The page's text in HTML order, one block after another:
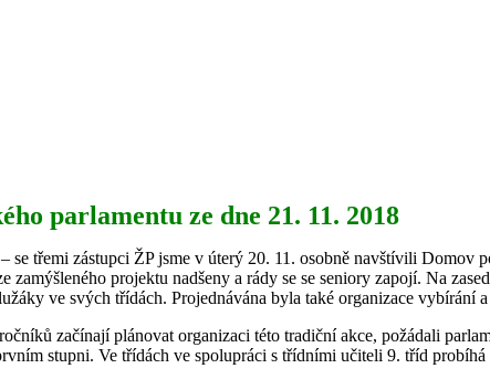
parlamentu ze dne 21. 11. 2018
se třemi zástupci ŽP jsme v úterý 20. 11. osobně navštívili
zamýšleného projektu nadšeny a rády se se seniory zapojí. Na
ve svých třídách. Projednávána byla také organizace vybírání
začínají plánovat organizaci této tradiční akce, požádali
stupni. Ve třídách ve spolupráci s třídními učiteli 9. tříd